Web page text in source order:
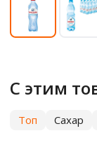
С этим
Топ Сахар